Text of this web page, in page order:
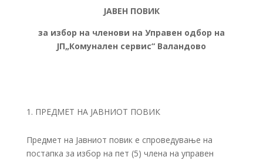
ЈАВЕН ПОВИК
за избор на членови на Управен одбор на
ЈП„Комунален сервис“ Валандово
ПРЕДМЕТ НА ЈАВНИОТ ПОВИК
Предмет на Јавниот повик е спроведување на
постапка за избор на пет (5) члена на управен